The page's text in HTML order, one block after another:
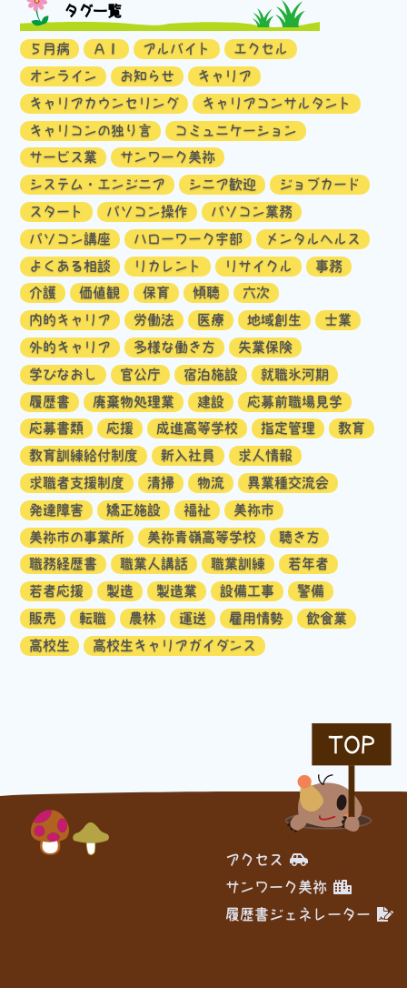
タグ一覧
５月病 ＡＩ アルバイト
エクセル
オンライン
お知らせ
キャリア
キャリアカウンセリング
キャリアコンサルタント
キャリコンの独り言
コミュニケーション
サービス業
サンワーク美祢
システム・エンジニア
シニア歓迎
ジョブカード
スタート
パソコン操作
パソコン業務
パソコン講座
ハローワーク宇部
メンタルヘルス
よくある相談
リカレント リサイクル
事務
介護
価値観 保育 傾聴
六次
内的キャリア
労働法 医療 地域創生
士業
外的キャリア
多様な働き方
失業保険
学びなおし
官公庁 宿泊施設
就職氷河期
履歴書
廃棄物処理業 建設
応募前職場見学
応募書類
応援 成進高等学校 指定管理
教育
教育訓練給付制度
新入社員
求人情報
求職者支援制度
清掃 物流
異業種交流会
発達障害
矯正施設 福祉
美祢市
美祢市の事業所
美祢青嶺高等学校
聴き方
職務経歴書
職業人講話 職業訓練
若年者
若者応援
製造 製造業 設備工事
警備
販売
転職 農林 運送 雇用情勢
飲食業
高校生
高校生キャリアガイダンス
TOP
アクセス
サンワーク美祢
履歴書ジェネレーター